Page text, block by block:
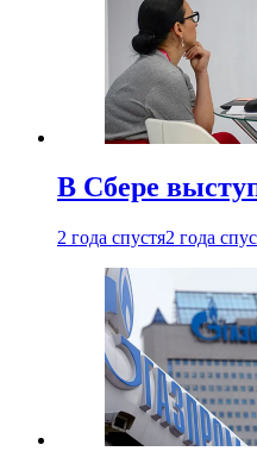
В Сбере
2 года спустя2 года